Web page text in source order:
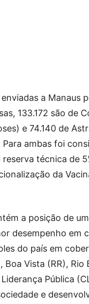
a Manaus
133.172 são de
e 74.140 de
ambas foi
técnica de
da
a posição de
desempenho em
do país em
Vista (RR), Rio
Pública
e